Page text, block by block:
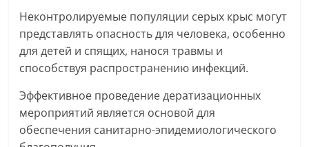
Неконтролируемые популяции серых крыс могут
представлять опасность для человека, особенно
для детей и спящих, нанося травмы и
способствуя распространению инфекций.
Эффективное проведение дератизационных
мероприятий является основой для
обеспечения санитарно-эпидемиологического